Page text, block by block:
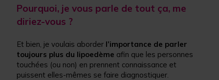
Pourquoi, je vous parle de tout ça, me
diriez-vous ?
Et bien, je voulais aborder l’importance de parler
toujours plus du lipoedème afin que les personnes
touchées (ou non) en prennent connaissance et
puissent elles-mêmes se faire diagnostiquer.